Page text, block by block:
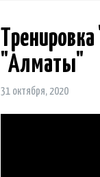
"Алматы"
31 октября, 2020